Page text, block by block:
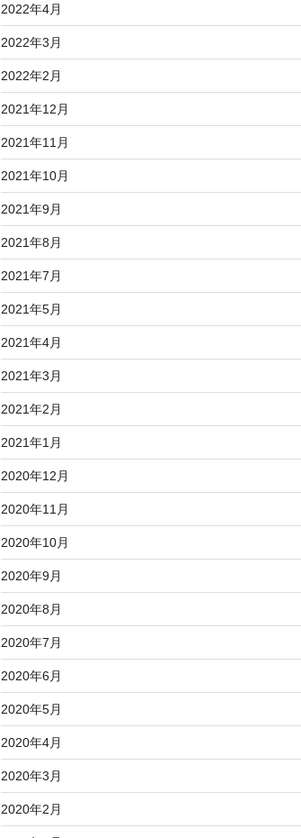
2022年4月
2022年3月
2022年2月
2021年12月
2021年11月
2021年10月
2021年9月
2021年8月
2021年7月
2021年5月
2021年4月
2021年3月
2021年2月
2021年1月
2020年12月
2020年11月
2020年10月
2020年9月
2020年8月
2020年7月
2020年6月
2020年5月
2020年4月
2020年3月
2020年2月